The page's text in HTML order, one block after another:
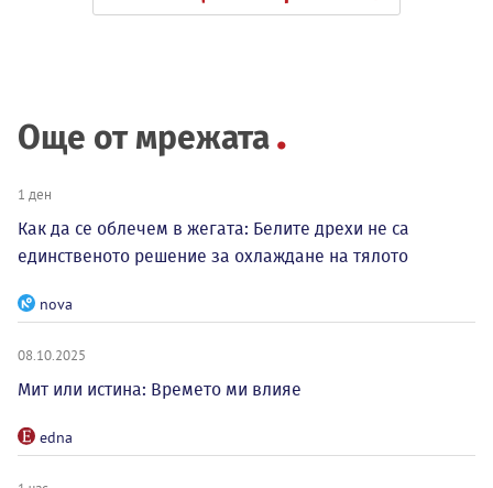
Още от мрежата
1 ден
Как да се облечем в жегата: Белите дрехи не са
единственото решение за охлаждане на тялото
nova
08.10.2025
Мит или истина: Времето ми влияе
edna